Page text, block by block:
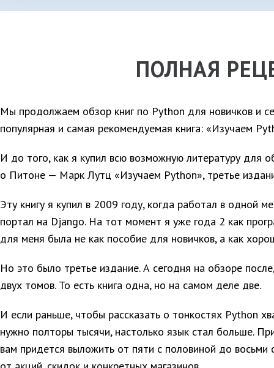
ПОЛНАЯ
Мы продолжаем обзор книг по Python для новичков и
популярная и самая рекомендуемая книга: «Изучаем
И до того, как я купил всю возможную литературу для
о Питоне — Марк Лутц «Изучаем Python», третье
Эту книгу я купил в 2009 году, когда работал в одной
портал на Django. На тот момент я уже года 2 как
для меня была не как пособие для новичков, а как
Но это было третье издание. А сегодня на обзоре
двух томов. То есть книга одна, но на самом деле две.
И если раньше, чтобы рассказать о тонкостях Python
нужно полторы тысячи, настолько язык стал больше.
вам придется выложить от пяти с половиной до восьми